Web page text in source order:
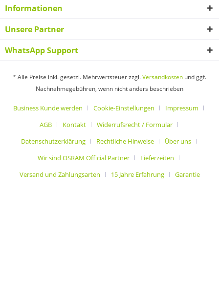
Informationen
Unsere Partner
WhatsApp Support
* Alle Preise inkl. gesetzl. Mehrwertsteuer zzgl.Versandkosten und ggf.
Nachnahmegebühren, wenn nicht anders beschrieben
Business Kunde werden Cookie-Einstellungen
Impressum
AGB
Kontakt
Widerrufsrecht / Formular
Datenschutzerklärung
Rechtliche Hinweise
Über uns
Wir sind OSRAM Official Partner
Lieferzeiten
Versand und Zahlungsarten
15 Jahre Erfahrung Garantie